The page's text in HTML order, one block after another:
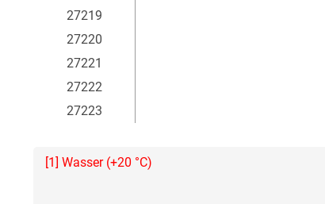
27219
27220
27221
27222
27223
[1] Wasser (+20 °C)